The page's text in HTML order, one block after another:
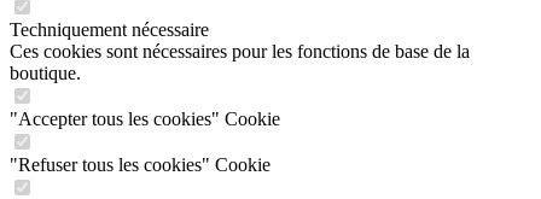
Techniquement nécessaire
Ces cookies sont nécessaires pour les fonctions de base de la
boutique.
"Accepter tous les cookies" Cookie
"Refuser tous les cookies" Cookie